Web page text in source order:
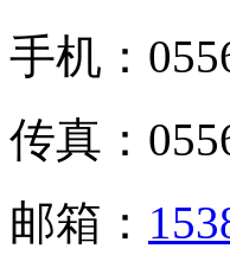
手机：
传真：
邮箱：